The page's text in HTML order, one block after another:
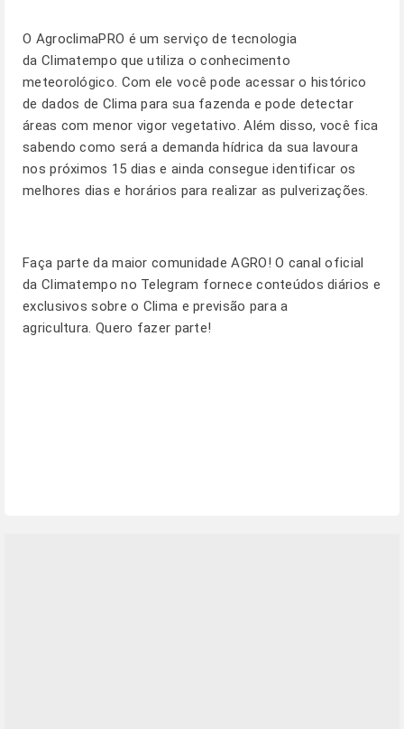
O AgroclimaPRO é um serviço de tecnologia
da Climatempo que utiliza o conhecimento
meteorológico. Com ele você pode acessar o histórico
de dados de Clima para sua fazenda e pode detectar
áreas com menor vigor vegetativo. Além disso, você fica
sabendo como será a demanda hídrica da sua lavoura
nos próximos 15 dias e ainda consegue identificar os
melhores dias e horários para realizar as pulverizações.
Faça parte da maior comunidade AGRO! O canal oficial
da Climatempo no Telegram fornece conteúdos diários e
exclusivos sobre o Clima e previsão para a
agricultura. Quero fazer parte!